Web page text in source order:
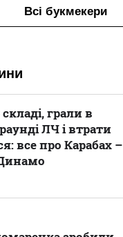
Всі букмекери
грали в
ЛЧ і втрати
все про Карабах –